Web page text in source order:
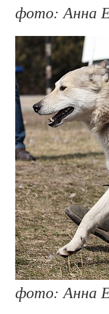
фото: Анна
фото: Анна